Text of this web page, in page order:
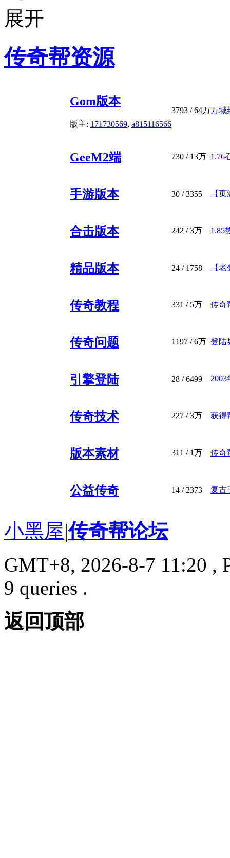
传奇帮资源
Gom版本
版主: 171730569, a815116566
3793 /64万万域
GeeM2端 730 / 13万 1.76
手游版本 30 / 3355 【
合击版本 242 /3万 1.85
精品版本 24 / 1758 【
传奇教程 331 / 5万 传奇
传奇问题 1197 /6万 登陆
引擎登陆 28 / 6499
传奇技术 227 /3万 获得
版本素材 311 / 1万 传奇
公益传奇 14 / 2373 复古
小黑屋|传奇帮论坛
GMT+8, 2026-8-7 11:20 ,
9 queries .
返回顶部